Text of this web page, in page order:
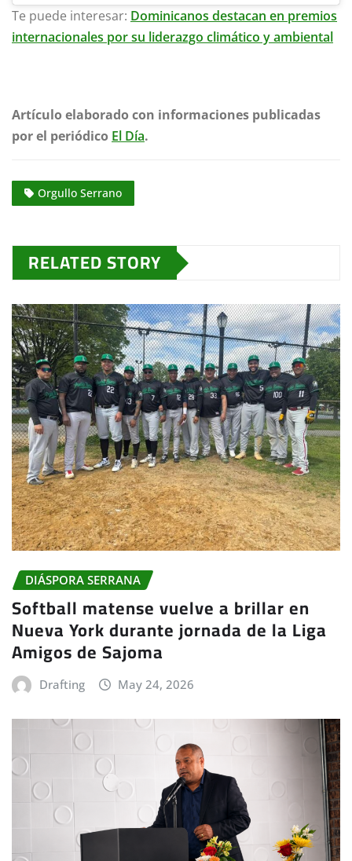
Te puede interesar: Dominicanos destacan en premios
internacionales por su liderazgo climático y ambiental
Artículo elaborado con informaciones publicadas
por el periódico El Día.
Orgullo Serrano
RELATED STORY
DIÁSPORA SERRANA
Softball matense vuelve a brillar en
Nueva York durante jornada de la Liga
Amigos de Sajoma
Drafting May 24, 2026